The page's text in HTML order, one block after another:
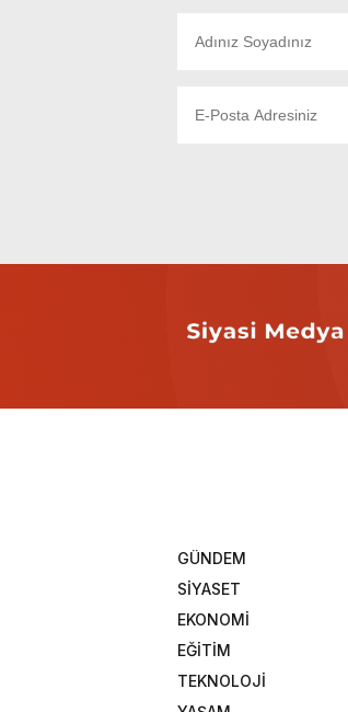
GÜNDEM
SİYASET
EKONOMİ
EĞİTİM
TEKNOLOJİ